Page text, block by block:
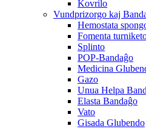
Kovrilo
Vundprizorgo kaj
Hemostata
Fomenta
Splinto
POP-Bandaĝo
Medicina
Gazo
Unua Helpa
Elasta Bandaĝo
Vato
Gisada Glubendo